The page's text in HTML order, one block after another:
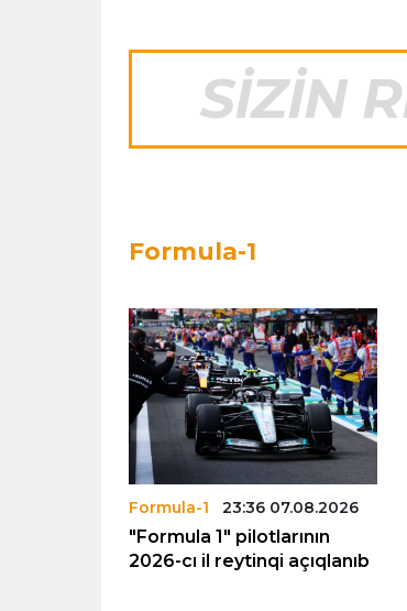
Formula-1
Formula-1 23:36 07.08.2026
"Formula 1" pilotlarının
2026-cı il reytinqi açıqlanıb